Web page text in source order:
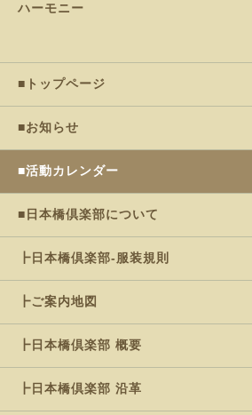
ハーモニー
■トップページ
■お知らせ
■活動カレンダー
■日本橋倶楽部について
┣日本橋倶楽部-服装規則
┣ご案内地図
┣日本橋倶楽部 概要
┣日本橋倶楽部 沿革